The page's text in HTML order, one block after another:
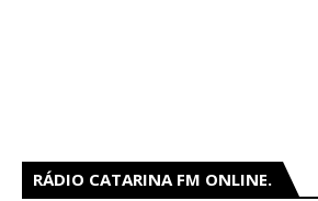
RÁDIO CATARINA FM ONLINE.